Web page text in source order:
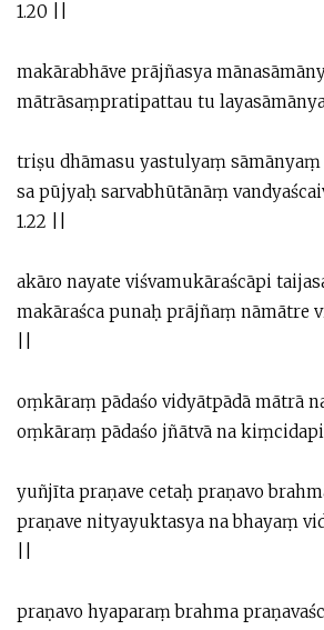
1.20 ||
makārabhāve prājñasya
mātrāsaṃpratipattau tu
triṣu dhāmasu yastulyaṃ sāmānyaṃ
sa pūjyaḥ sarvabhūtānāṃ
1.22 ||
akāro nayate viśvamukāraścāpi
makāraśca punaḥ prājñaṃ nāmātre
oṃkāraṃ pādaśo vidyātpādā mātrā
oṃkāraṃ pādaśo jñātvā na
yuñjīta praṇave cetaḥ praṇavo
praṇave nityayuktasya na bhayaṃ
praṇavo hyaparaṃ brahma